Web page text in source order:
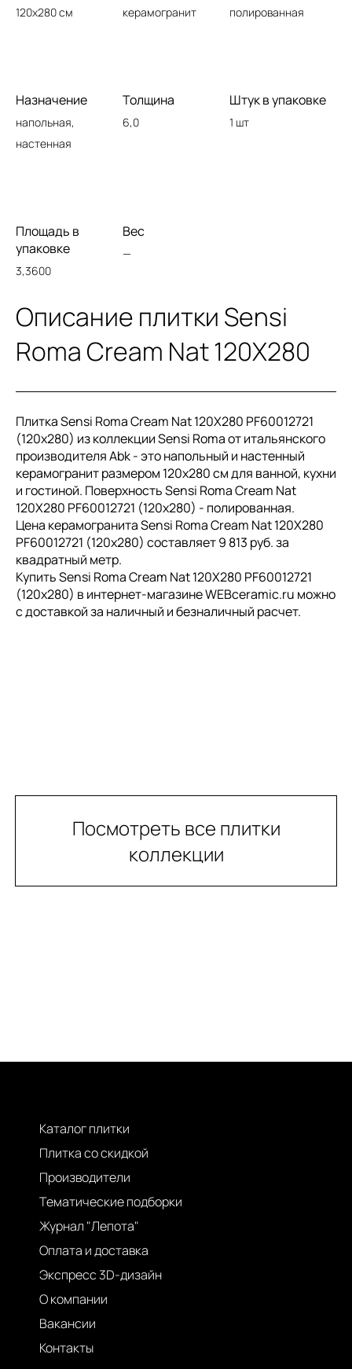
120x280 см керамогранит полированная
Назначение
напольная,
настенная
Толщина
6,0
Штук в упаковке
1 шт
Площадь в
упаковке
3,3600
Вес
—
Описание плитки Sensi
Roma Cream Nat 120X280
Плитка Sensi Roma Cream Nat 120X280 PF60012721
(120x280) из коллекции Sensi Roma от итальянского
производителя Abk - это напольный и настенный
керамогранит размером 120x280 см для ванной, кухни
и гостиной. Поверхность Sensi Roma Cream Nat
120X280 PF60012721 (120x280) - полированная.
Цена керамогранита Sensi Roma Cream Nat 120X280
PF60012721 (120x280) составляет 9 813 руб. за
квадратный метр.
Купить Sensi Roma Cream Nat 120X280 PF60012721
(120x280) в интернет-магазине WEBceramic.ru можно
с доставкой за наличный и безналичный расчет.
Посмотреть все плитки
коллекции
Каталог плитки
Плитка со скидкой
Производители
Тематические подборки
Журнал "Лепота"
Оплата и доставка
Экспресс 3D-дизайн
О компании
Вакансии
Контакты